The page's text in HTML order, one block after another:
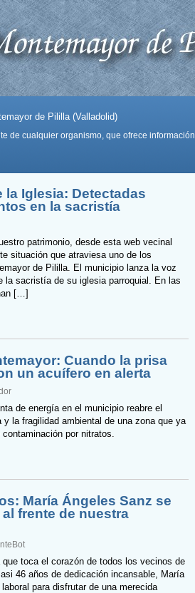
de Pililla (Valladolid)
de cualquier organismo, que ofrece información
la Iglesia: Detectadas
en la sacristía
patrimonio, desde esta web vecinal
situación que atraviesa uno de los
de Pililla. El municipio lanza la voz
la sacristía de su iglesia parroquial. En las
[…]
Cuando la prisa
un acuífero en alerta
de energía en el municipio reabre el
y la fragilidad ambiental de una zona que ya
por nitratos.
María Ángeles Sanz se
frente de nuestra
toca el corazón de todos los vecinos de
46 años de dedicación incansable, María
para disfrutar de una merecida